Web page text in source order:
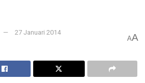
27 Januari 2014
AA